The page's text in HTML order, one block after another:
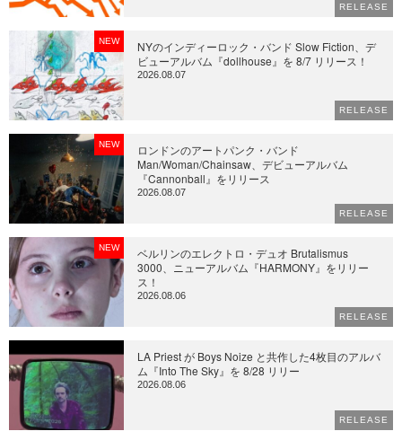
RELEASE
NEW
NYのインディーロック・バンド Slow Fiction、デ
ビューアルバム『dollhouse』を 8/7 リリース！
2026.08.07
RELEASE
NEW
ロンドンのアートパンク・バンド
Man/Woman/Chainsaw、デビューアルバム
『Cannonball』をリリース
2026.08.07
RELEASE
NEW
ベルリンのエレクトロ・デュオ Brutalismus
3000、ニューアルバム『HARMONY』をリリー
ス！
2026.08.06
RELEASE
LA Priest が Boys Noize と共作した4枚目のアルバ
ム『Into The Sky』を 8/28 リリー
2026.08.06
RELEASE